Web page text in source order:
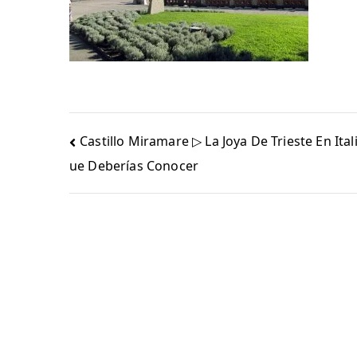
Navegación
de
entradas
Castillo Miramare ▷ La Joya De Trieste En
ue Deberías Conocer